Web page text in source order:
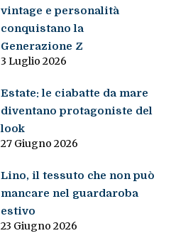
vintage e personalità
conquistano la
Generazione Z
3 Luglio 2026
Estate: le ciabatte da mare
diventano protagoniste del
look
27 Giugno 2026
Lino, il tessuto che non può
mancare nel guardaroba
estivo
23 Giugno 2026